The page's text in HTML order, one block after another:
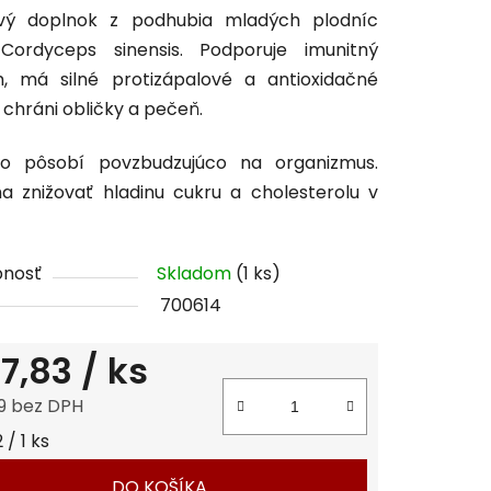
doplnok z podhubia mladých plodníc
sinensis. Podporuje imunitný
má silné protizápalové a antioxidačné
chráni obličky a pečeň.
pôsobí povzbudzujúco na organizmus.
znižovať hladinu cukru a cholesterolu v
Skladom (1 ks)
700614
/ ks
bez DPH
cena:
1 ks